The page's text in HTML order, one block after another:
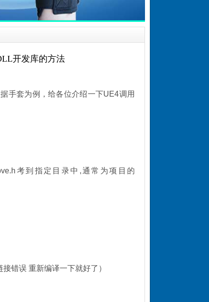
开发库的方法
手套为例，给各位介绍一下UE4调用
考到指定目录中,通常为项目的
错误 重新编译一下就好了）